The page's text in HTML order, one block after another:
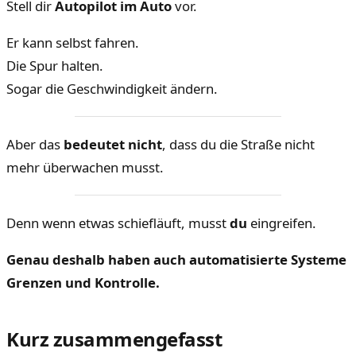
Stell dirAutopilot im Autovor.
Er kann selbst fahren.
Die Spur halten.
Sogar die Geschwindigkeit ändern.
Aber das bedeutet nicht, dass du die Straße nicht
mehr überwachen musst.
Denn wenn etwas schiefläuft, musstdu eingreifen.
Genau deshalb haben auch automatisierte Systeme
Grenzen und Kontrolle.
Kurz zusammengefasst